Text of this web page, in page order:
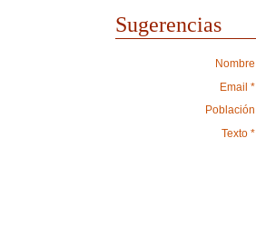
Sugerencias
Nombre
Email *
Población
Texto *